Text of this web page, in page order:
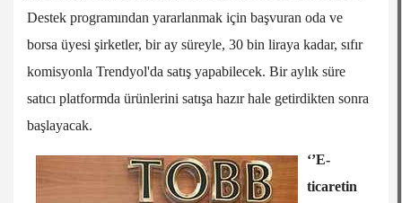
Destek programından yararlanmak için başvuran oda ve
borsa üyesi şirketler, bir ay süreyle, 30 bin liraya kadar, sıfır
komisyonla Trendyol'da satış yapabilecek. Bir aylık süre
satıcı platformda ürünlerini satışa hazır hale getirdikten sonra
başlayacak.
‘’E-
ticaretin